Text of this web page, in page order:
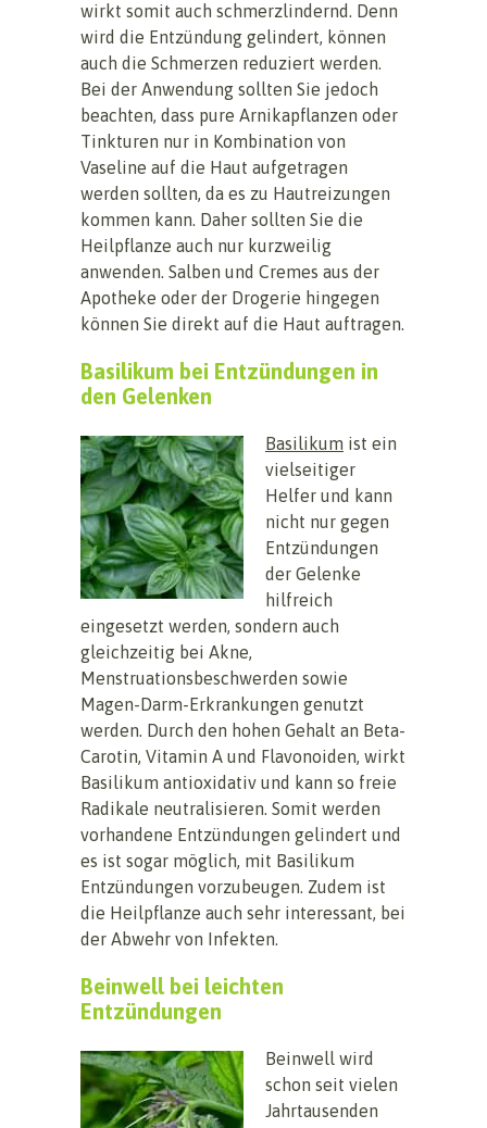
wirkt somit auch schmerzlindernd. Denn
wird die Entzündung gelindert, können
auch die Schmerzen reduziert werden.
Bei der Anwendung sollten Sie jedoch
beachten, dass pure Arnikapflanzen oder
Tinkturen nur in Kombination von
Vaseline auf die Haut aufgetragen
werden sollten, da es zu Hautreizungen
kommen kann. Daher sollten Sie die
Heilpflanze auch nur kurzweilig
anwenden. Salben und Cremes aus der
Apotheke oder der Drogerie hingegen
können Sie direkt auf die Haut auftragen.
Basilikum bei Entzündungen in
den Gelenken
Basilikum ist ein
vielseitiger
Helfer und kann
nicht nur gegen
Entzündungen
der Gelenke
hilfreich
eingesetzt werden, sondern auch
gleichzeitig bei Akne,
Menstruationsbeschwerden sowie
Magen-Darm-Erkrankungen genutzt
werden. Durch den hohen Gehalt an Beta-
Carotin, Vitamin A und Flavonoiden, wirkt
Basilikum antioxidativ und kann so freie
Radikale neutralisieren. Somit werden
vorhandene Entzündungen gelindert und
es ist sogar möglich, mit Basilikum
Entzündungen vorzubeugen. Zudem ist
die Heilpflanze auch sehr interessant, bei
der Abwehr von Infekten.
Beinwell bei leichten
Entzündungen
Beinwell wird
schon seit vielen
Jahrtausenden